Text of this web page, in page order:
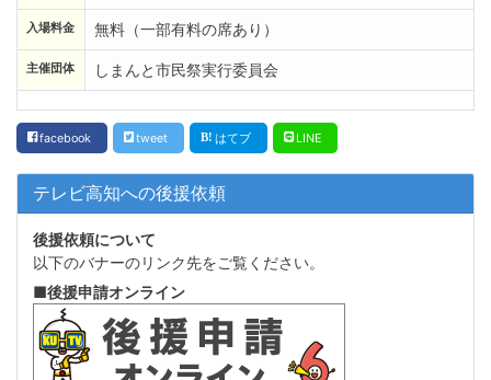
テレビ高知への後援依頼
後援依頼について
以下のバナーのリンク先をご覧ください。
■後援申請オンライン
入場料金 無料（一部有料の席あり）
主催団体 しまんと市民祭実行委員会
facebook tweet はてブ LINE